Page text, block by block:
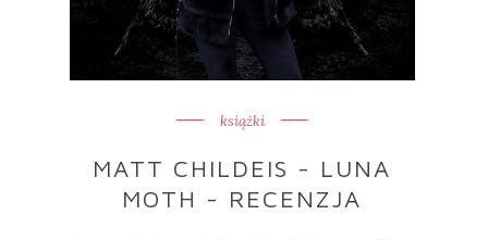
książki
MATT CHILDEIS - LUNA
MOTH - RECENZJA